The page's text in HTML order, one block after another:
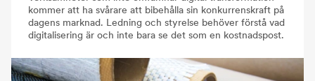
kommer att ha svårare att bibehålla sin konkurrenskraft på
dagens marknad. Ledning och styrelse behöver förstå vad
digitalisering är och inte bara se det som en kostnadspost.